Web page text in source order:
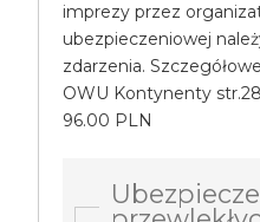
imprezy przez
ubezpieczeniowej
zdarzenia.
OWU Kontynenty str.28
96.00 PLN